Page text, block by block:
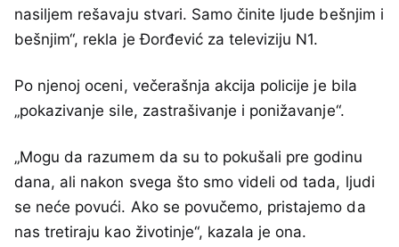
nasiljem rešavaju stvari. Samo činite ljude bešnjim i
bešnjim“, rekla je Đorđević za televiziju N1.
Po njenoj oceni, večerašnja akcija policije je bila
„pokazivanje sile, zastrašivanje i ponižavanje“.
„Mogu da razumem da su to pokušali pre godinu
dana, ali nakon svega što smo videli od tada, ljudi
se neće povući. Ako se povučemo, pristajemo da
nas tretiraju kao životinje“, kazala je ona.